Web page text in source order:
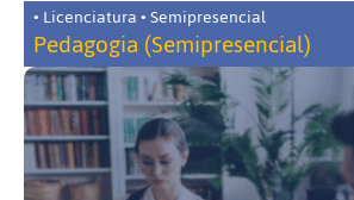
• Licenciatura • Semipresencial
Pedagogia (Semipresencial)